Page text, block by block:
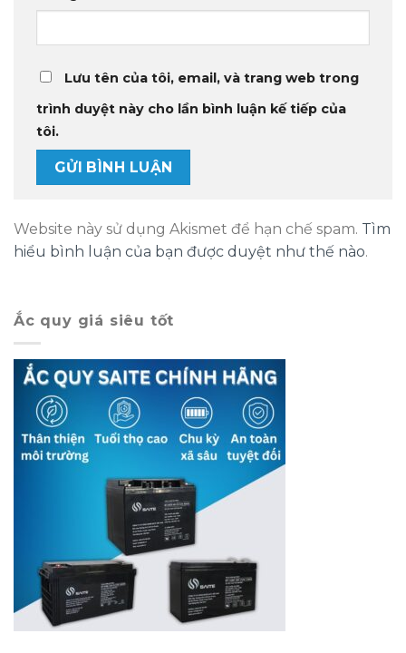
Lưu tên của tôi, email, và trang web trong
trình duyệt này cho lần bình luận kế tiếp của
tôi.
Website này sử dụng Akismet để hạn chế spam. Tìm
hiểu bình luận của bạn được duyệt như thế nào.
Ắc quy giá siêu tốt